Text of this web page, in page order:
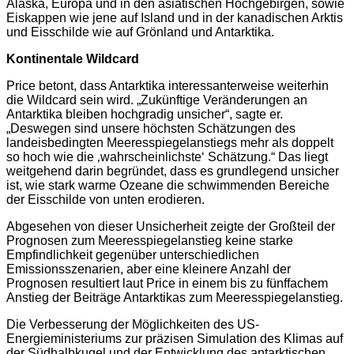
Alaska, Europa und in den asiatischen Hochgebirgen, sowie
Eiskappen wie jene auf Island und in der kanadischen Arktis
und Eisschilde wie auf Grönland und Antarktika.
Kontinentale Wildcard
Price betont, dass Antarktika interessanterweise weiterhin
die Wildcard sein wird. „Zukünftige Veränderungen an
Antarktika bleiben hochgradig unsicher“, sagte er.
„Deswegen sind unsere höchsten Schätzungen des
landeisbedingten Meeresspiegelanstiegs mehr als doppelt
so hoch wie die ‚wahrscheinlichste‘ Schätzung.“ Das liegt
weitgehend darin begründet, dass es grundlegend unsicher
ist, wie stark warme Ozeane die schwimmenden Bereiche
der Eisschilde von unten erodieren.
Abgesehen von dieser Unsicherheit zeigte der Großteil der
Prognosen zum Meeresspiegelanstieg keine starke
Empfindlichkeit gegenüber unterschiedlichen
Emissionsszenarien, aber eine kleinere Anzahl der
Prognosen resultiert laut Price in einem bis zu fünffachem
Anstieg der Beiträge Antarktikas zum Meeresspiegelanstieg.
Die Verbesserung der Möglichkeiten des US-
Energieministeriums zur präzisen Simulation des Klimas auf